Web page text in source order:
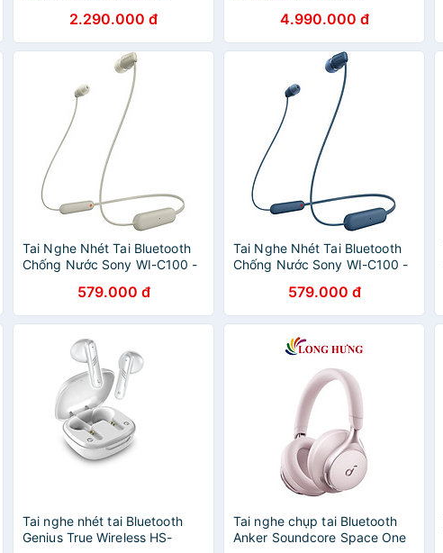
2.290.000 đ
chính hãng4.990.000 đ
Tai Nghe Nhét Tai Bluetooth
Chống Nước Sony WI-C100 -
579.000 đ
Tai Nghe Nhét Tai Bluetooth
Chống Nước Sony WI-C100 -
579.000 đ
Tai nghe nhét tai Bluetooth
Genius True Wireless HS-
Tai nghe chụp tai Bluetooth
Anker Soundcore Space One